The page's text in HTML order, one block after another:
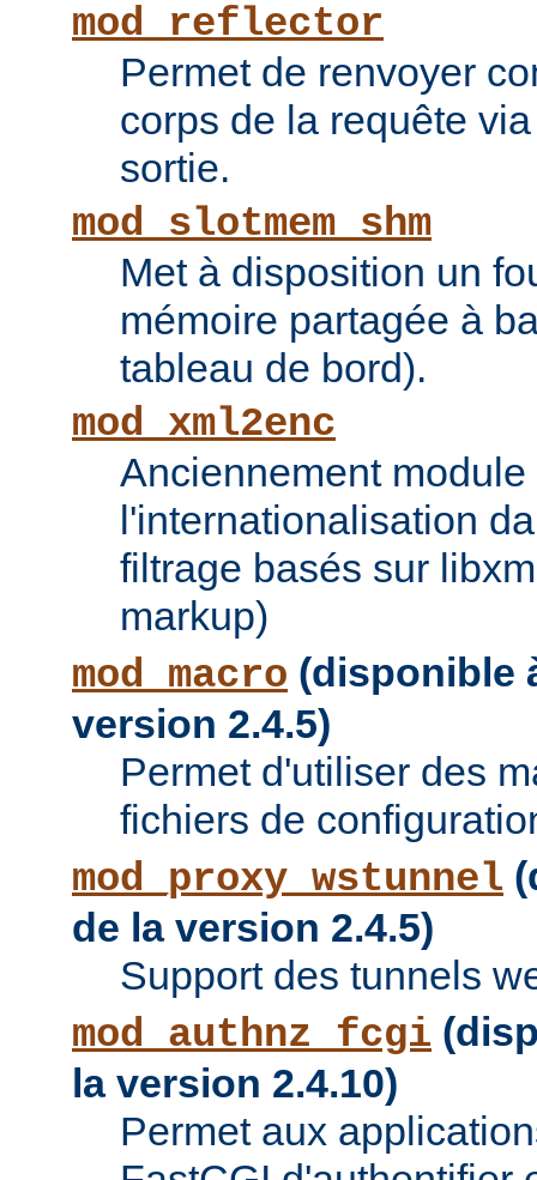
mod_reflector
Permet de renvoyer
corps de la requête
sortie.
mod_slotmem_shm
Met à disposition un
mémoire partagée à
tableau de bord).
mod_xml2enc
Anciennement
l'internationalisation
filtrage basés sur
markup)
mod_macro (disponible
version 2.4.5)
Permet d'utiliser des
fichiers de
mod_proxy_wstunnel
de la version 2.4.5)
Support des tunnels
mod_authnz_fcgi
la version 2.4.10)
Permet aux